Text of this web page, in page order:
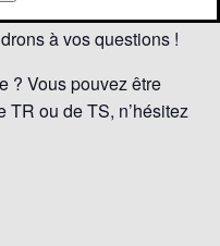
à vos questions !
? Vous pouvez être
TR ou de TS, n’hésitez